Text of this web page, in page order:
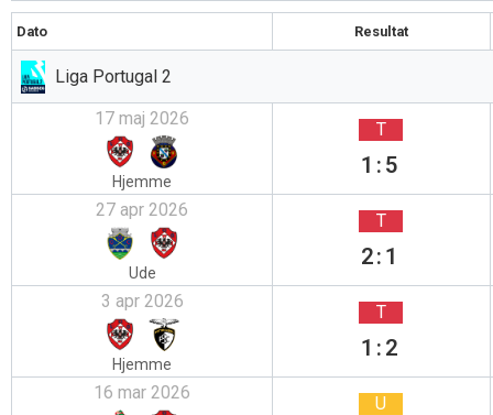
Dato Resultat
Liga Portugal 2
17 maj 2026
Hjemme
T
1:5
27 apr 2026
Ude
T
2:1
3 apr 2026
Hjemme
T
1:2
16 mar 2026 U